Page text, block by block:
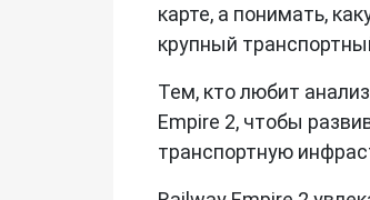
карте, а понимать,
крупный
Тем, кто любит
Empire 2, чтобы
транспортную